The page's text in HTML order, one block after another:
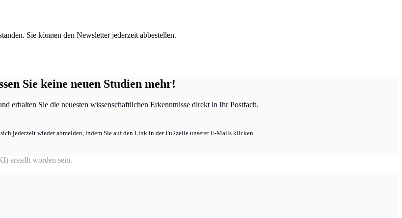
Sie können den Newsletter jederzeit abbestellen.
Sie keine neuen Studien mehr!
erhalten Sie die neuesten wissenschaftlichen Erkenntnisse direkt in Ihr Postfach.
jederzeit wieder abmelden, indem Sie auf den Link in der Fußzeile unserer E-Mails klicken.
erstellt worden sein.